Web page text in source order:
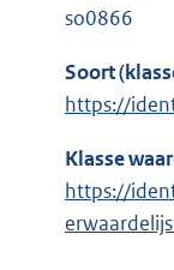
so0866
Soort
https://
Klasse
https://